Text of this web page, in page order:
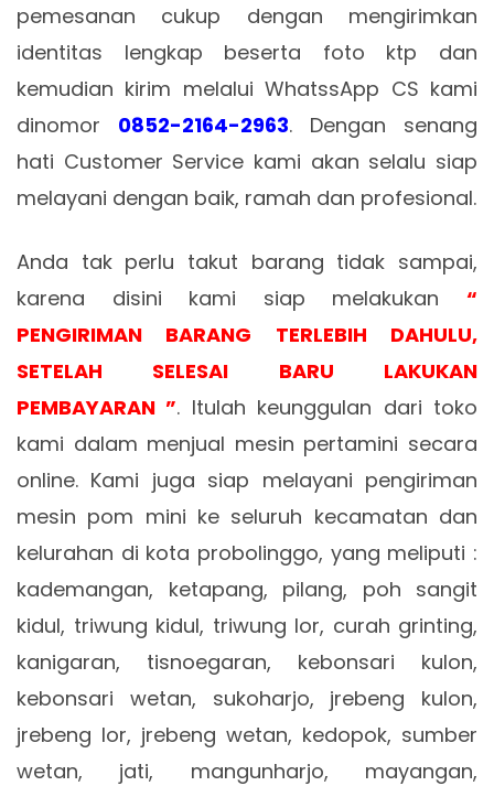
pemesanan cukup dengan mengirimkan
identitas lengkap beserta foto ktp dan
kemudian kirim melalui WhatssApp CS kami
dinomor 0852-2164-2963. Dengan senang
hati Customer Service kami akan selalu siap
melayani dengan baik, ramah dan profesional.
Anda tak perlu takut barang tidak sampai,
karena disini kami siap melakukan “
PENGIRIMAN BARANG TERLEBIH DAHULU,
SETELAH SELESAI BARU LAKUKAN
PEMBAYARAN ”. Itulah keunggulan dari toko
kami dalam menjual mesin pertamini secara
online. Kami juga siap melayani pengiriman
mesin pom mini ke seluruh kecamatan dan
kelurahan di kota probolinggo, yang meliputi :
kademangan, ketapang, pilang, poh sangit
kidul, triwung kidul, triwung lor, curah grinting,
kanigaran, tisnoegaran, kebonsari kulon,
kebonsari wetan, sukoharjo, jrebeng kulon,
jrebeng lor, jrebeng wetan, kedopok, sumber
wetan, jati, mangunharjo, mayangan,